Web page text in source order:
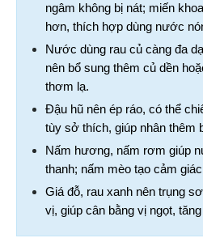
ngâm không bị nát; miến
hơn, thích hợp dùng nước
Nước dùng rau củ càng đa
nên bổ sung thêm củ dền
thơm lạ.
Đậu hũ nên ép ráo, có thể
tùy sở thích, giúp nhân thêm
Nấm hương, nấm rơm giúp
thanh; nấm mèo tạo cảm
Giá đỗ, rau xanh nên trụng
vị, giúp cân bằng vị ngọt,